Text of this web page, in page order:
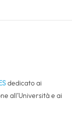
dedicato ai
all’Università e ai